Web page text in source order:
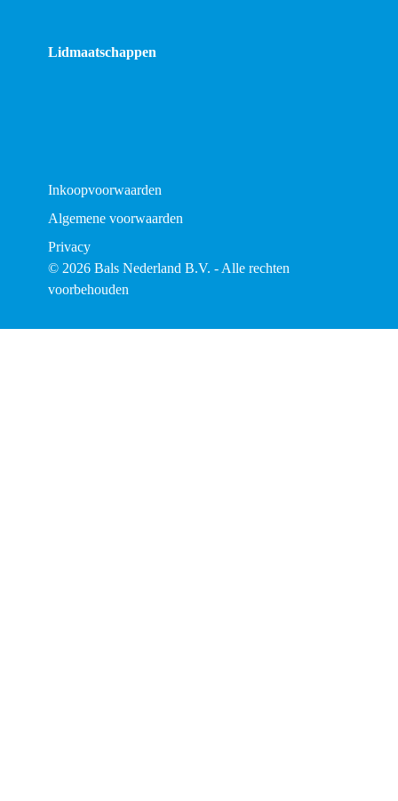
Lidmaatschappen
Inkoopvoorwaarden
Algemene voorwaarden
Privacy
© 2026 Bals Nederland B.V. - Alle rechten
voorbehouden